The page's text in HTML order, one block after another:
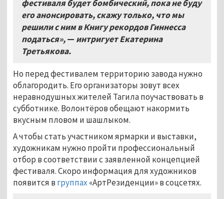
фестиваля будет бомбический, пока не буду
его анонсировать, скажу только, что мы
решили с ним в Книгу рекордов Гиннесса
податься»,— интригует Екатерина
Третьякова.
Но перед фестивалем территорию завода нужно
облагородить. Его организаторы зовут всех
неравнодушных жителей Тагила поучаствовать в
субботнике. Волонтёров обещают накормить
вкусным пловом и шашлыком.
А чтобы стать участником ярмарки и выставки,
художникам нужно пройти профессиональный
отбор в соответствии с заявленной концепцией
фестиваля. Скоро информация для художников
появится в группах «АртРезиденции» в соцсетях.